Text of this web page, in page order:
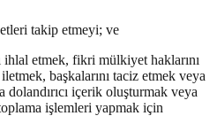
takip etmeyi; ve
etmek, fikri mülkiyet haklarını
başkalarını taciz etmek veya
içerik oluşturmak veya
işlemleri yapmak için